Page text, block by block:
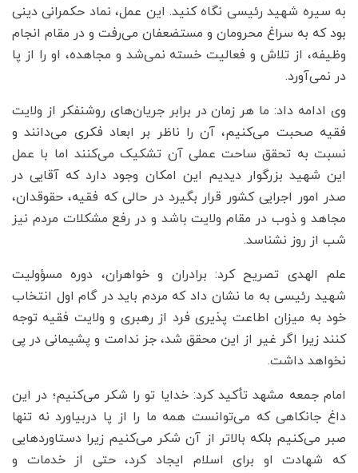
به سیره شهید رئیسی نگاه کنید. این عمل، نماد حکمرانی دینی
بود که به سراغ محرومان و مستضعفان می‌رفت و در مقام انجام
وظیفه، از تلاش و فعالیت خسته نمی‌شد و مجاهده، او را از پا
در نمی‌آورد.
وی ادامه داد: ما هر زمان در برابر جریان‌های روشنفکر از ولایت
فقیه صحبت می‌کنیم، آن را ناظر بر ابعاد فکری می‌دانند و
نسبت به تحقق ساحت عملی آن تشکیک می‌کنند اما با عمل
این شهید بزرگوار دیدیم این امکان وجود دارد که آقایی در
صدر امور اجرایی کشور قرار بگیرد در حالی که فقیه، حقوقدان،
مجاهد و ذوب در مقام ولایت باشد و در رفع مشکلات مردم نیز
شب از روز نشناسد.
علم الهدی تصریح کرد: برادران و خواهران، دوره مسؤولیت
شهید رئیسی به ما نشان داد که مردم باید در گام اول انتخاب
خود به میزان اطاعت پذیری فرد از رهبری و ولایت فقیه توجه
کنند زیرا اگر غیر از این محقق شد، جز ندامت و پشیمانی در پی
نخواهد داشت.
امام جمعه مشهد تأکید کرد: خدایا تو را شکر می‌کنیم؛ در این
داغ جانکاهی که می‌توانست همه ما را از پا دربیاورد نه تنها
صبر می‌کنیم بلکه بالاتر از آن شکر می‌کنیم زیرا دستاوردهایی
که شهادت او برای اسلام ایجاد کرد، حتی از خدمات و